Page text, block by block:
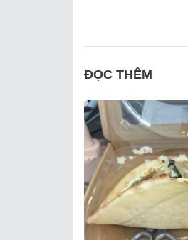
ĐỌC THÊM